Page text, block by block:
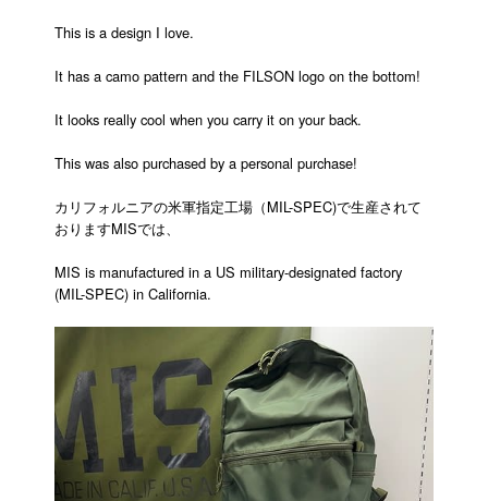
This is a design I love.
It has a camo pattern and the FILSON logo on the bottom!
It looks really cool when you carry it on your back.
This was also purchased by a personal purchase!
カリフォルニアの米軍指定工場（MIL-SPEC)で生産されて
おりますMISでは、
MIS is manufactured in a US military-designated factory
(MIL-SPEC) in California.